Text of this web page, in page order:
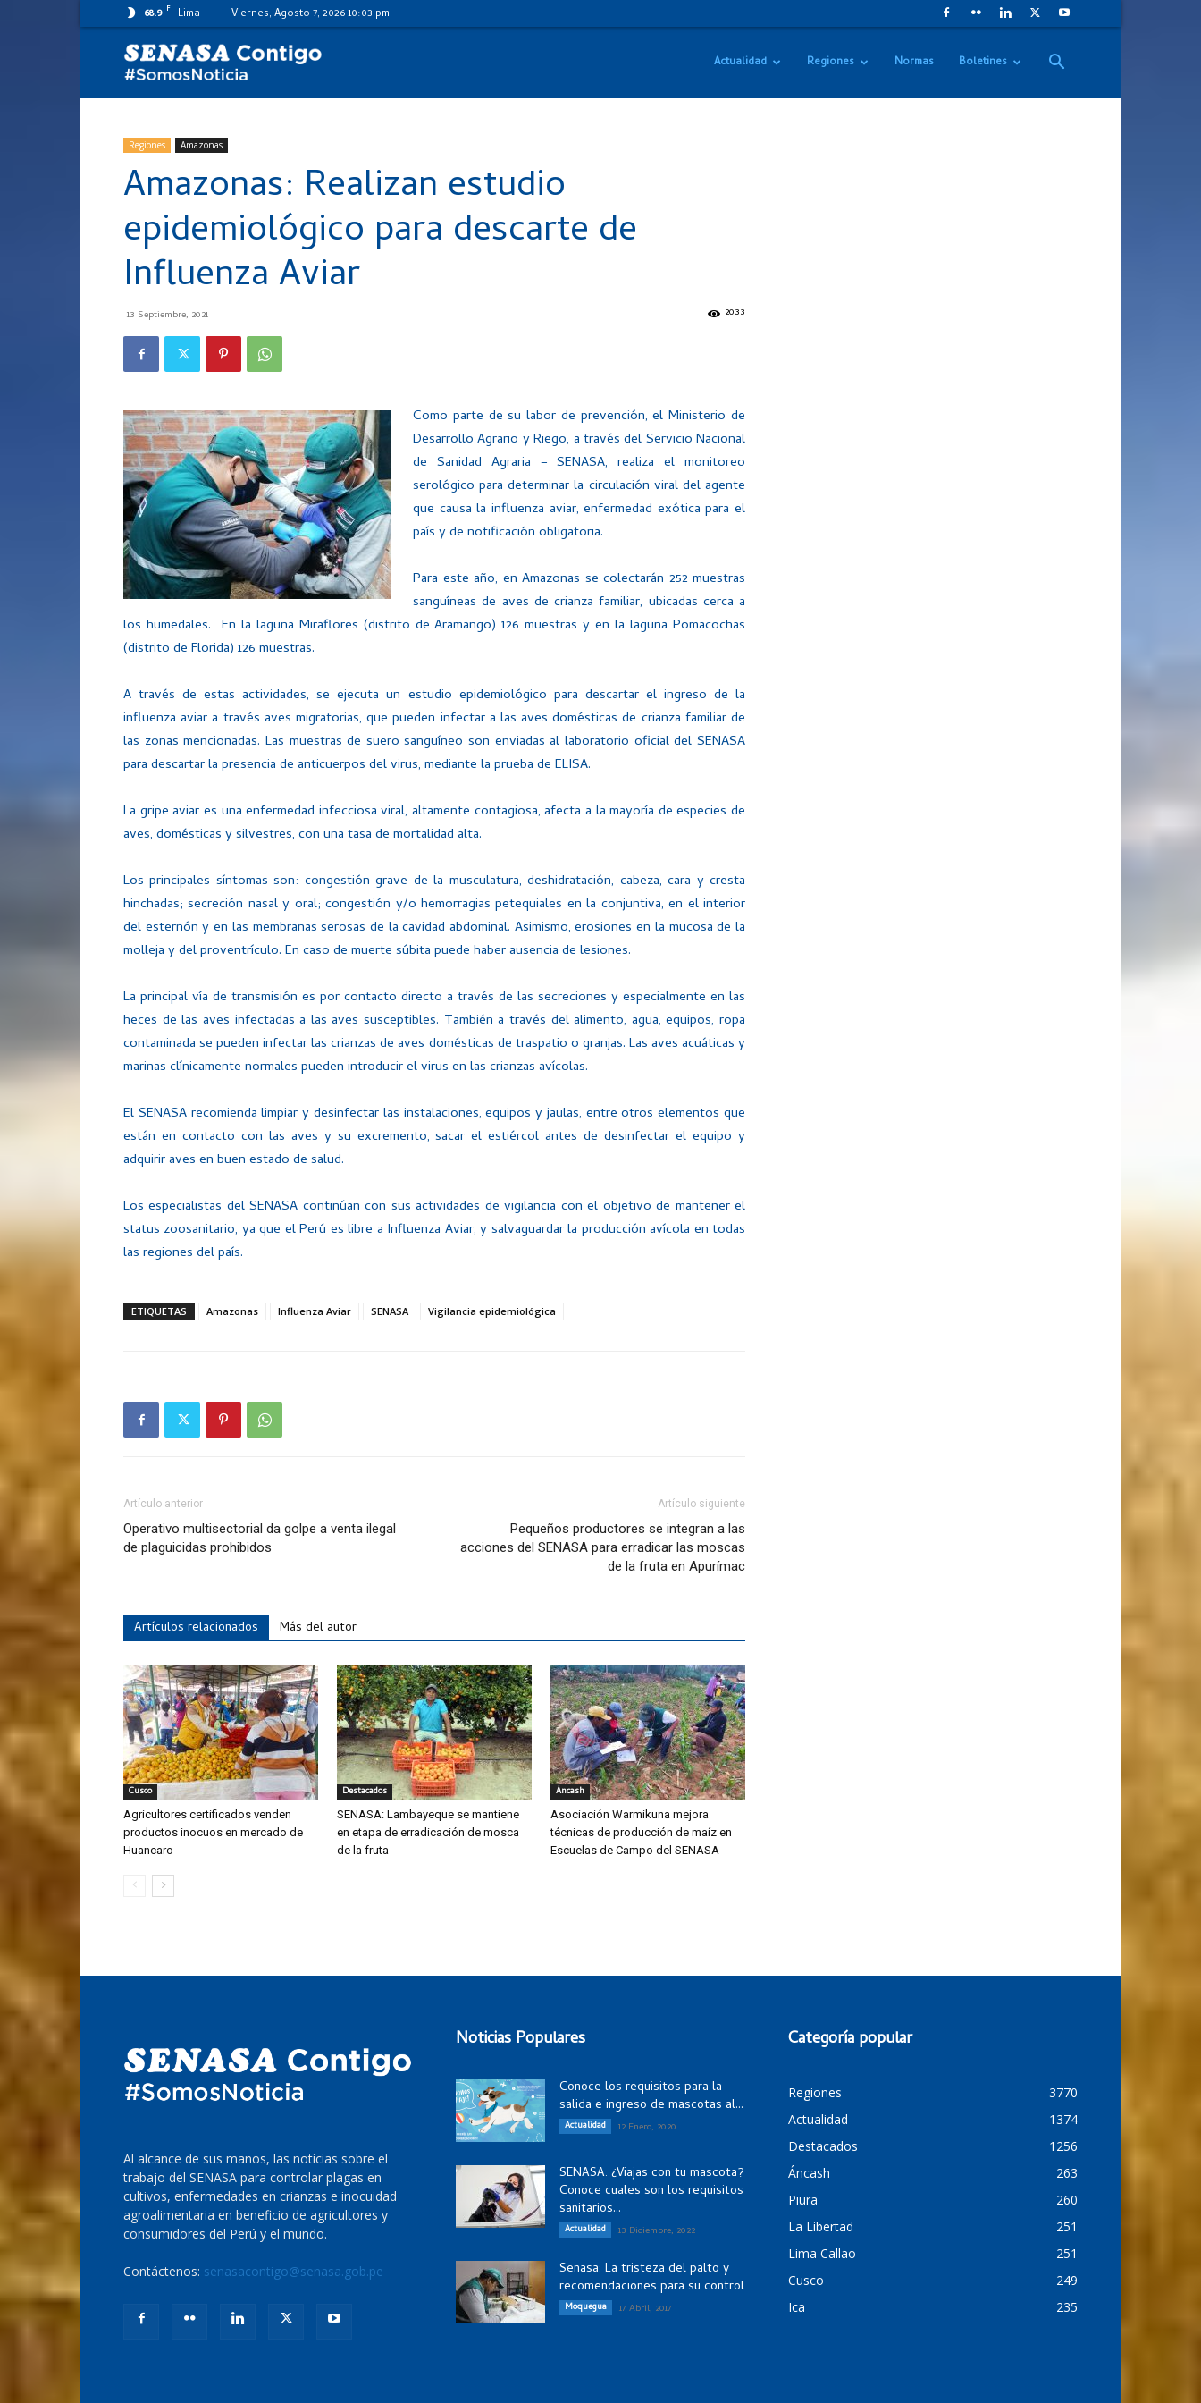
68.9 F Lima Viernes, Agosto 7, 2026 10:03 pm
Actualidad Regiones Normas Boletines
Regiones Amazonas
Amazonas: Realizan estudio
epidemiológico para descarte de
Influenza Aviar
13 Septiembre, 2021 2033
Como parte de su labor de prevención, el Ministerio de
Desarrollo Agrario y Riego, a través del Servicio Nacional
de Sanidad Agraria – SENASA, realiza el monitoreo
serológico para determinar la circulación viral del agente
que causa la influenza aviar, enfermedad exótica para el
país y de notificación obligatoria.
Para este año, en Amazonas se colectarán 252 muestras
sanguíneas de aves de crianza familiar, ubicadas cerca a
los humedales. En la laguna Miraflores (distrito de Aramango) 126 muestras y en la laguna Pomacochas
(distrito de Florida) 126 muestras.
A través de estas actividades, se ejecuta un estudio epidemiológico para descartar el ingreso de la
influenza aviar a través aves migratorias, que pueden infectar a las aves domésticas de crianza familiar de
las zonas mencionadas. Las muestras de suero sanguíneo son enviadas al laboratorio oficial del SENASA
para descartar la presencia de anticuerpos del virus, mediante la prueba de ELISA.
La gripe aviar es una enfermedad infecciosa viral, altamente contagiosa, afecta a la mayoría de especies de
aves, domésticas y silvestres, con una tasa de mortalidad alta.
Los principales síntomas son: congestión grave de la musculatura, deshidratación, cabeza, cara y cresta
hinchadas; secreción nasal y oral; congestión y/o hemorragias petequiales en la conjuntiva, en el interior
del esternón y en las membranas serosas de la cavidad abdominal. Asimismo, erosiones en la mucosa de la
molleja y del proventrículo. En caso de muerte súbita puede haber ausencia de lesiones.
La principal vía de transmisión es por contacto directo a través de las secreciones y especialmente en las
heces de las aves infectadas a las aves susceptibles. También a través del alimento, agua, equipos, ropa
contaminada se pueden infectar las crianzas de aves domésticas de traspatio o granjas. Las aves acuáticas y
marinas clínicamente normales pueden introducir el virus en las crianzas avícolas.
El SENASA recomienda limpiar y desinfectar las instalaciones, equipos y jaulas, entre otros elementos que
están en contacto con las aves y su excremento, sacar el estiércol antes de desinfectar el equipo y
adquirir aves en buen estado de salud.
Los especialistas del SENASA continúan con sus actividades de vigilancia con el objetivo de mantener el
status zoosanitario, ya que el Perú es libre a Influenza Aviar, y salvaguardar la producción avícola en todas
las regiones del país.
ETIQUETAS Amazonas Influenza Aviar SENASA Vigilancia epidemiológica
Artículo anterior
Operativo multisectorial da golpe a venta ilegal
de plaguicidas prohibidos
Artículo siguiente
Pequeños productores se integran a las
acciones del SENASA para erradicar las moscas
de la fruta en Apurímac
Artículos relacionados Más del autor
Cusco
Agricultores certificados venden
productos inocuos en mercado de
Huancaro
Destacados
SENASA: Lambayeque se mantiene
en etapa de erradicación de mosca
de la fruta
Áncash
Asociación Warmikuna mejora
técnicas de producción de maíz en
Escuelas de Campo del SENASA
Al alcance de sus manos, las noticias sobre el
trabajo del SENASA para controlar plagas en
cultivos, enfermedades en crianzas e inocuidad
agroalimentaria en beneficio de agricultores y
consumidores del Perú y el mundo.
Contáctenos: senasacontigo@senasa.gob.pe
Noticias Populares
Conoce los requisitos para la
salida e ingreso de mascotas al...
Actualidad 12 Enero, 2020
SENASA: ¿Viajas con tu mascota?
Conoce cuales son los requisitos
sanitarios...
Actualidad 13 Diciembre, 2022
Senasa: La tristeza del palto y
recomendaciones para su control
Moquegua 17 Abril, 2017
Categoría popular
Regiones
3770
Actualidad
1374
Destacados
1256
Áncash
263
Piura
260
La Libertad
251
Lima Callao
251
Cusco
249
Ica
235